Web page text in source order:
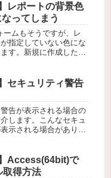
レポートの背景色
ってしまう
ームもそうですが、レ
指定していない色にな
す。新規に作成した画
いてバージョンアップ対
背景色がグレー...
セキュリティ警告
告が表示される場合の
します。こんなセキュ
示される場合がありま
ラストセンターの設定
新しい場所の追加→...
Access(64bit)で
取得方法